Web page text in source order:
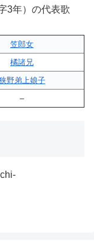
3年）の代表歌
笠郎女
橘諸兄
野弟上娘子
–